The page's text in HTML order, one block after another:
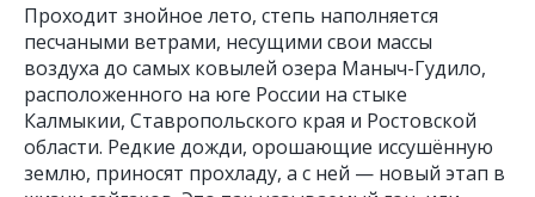
Проходит знойное лето, степь наполняется
песчаными ветрами, несущими свои массы
воздуха до самых ковылей озера Маныч-Гудило,
расположенного на юге России на стыке
Калмыкии, Ставропольского края и Ростовской
области. Редкие дожди, орошающие иссушённую
землю, приносят прохладу, а с ней — новый этап в